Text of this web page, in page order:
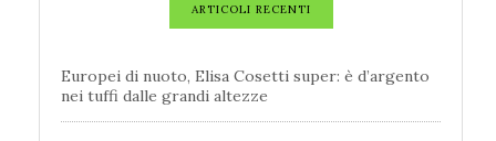
ARTICOLI RECENTI
Europei di nuoto, Elisa Cosetti super: è d’argento
nei tuffi dalle grandi altezze